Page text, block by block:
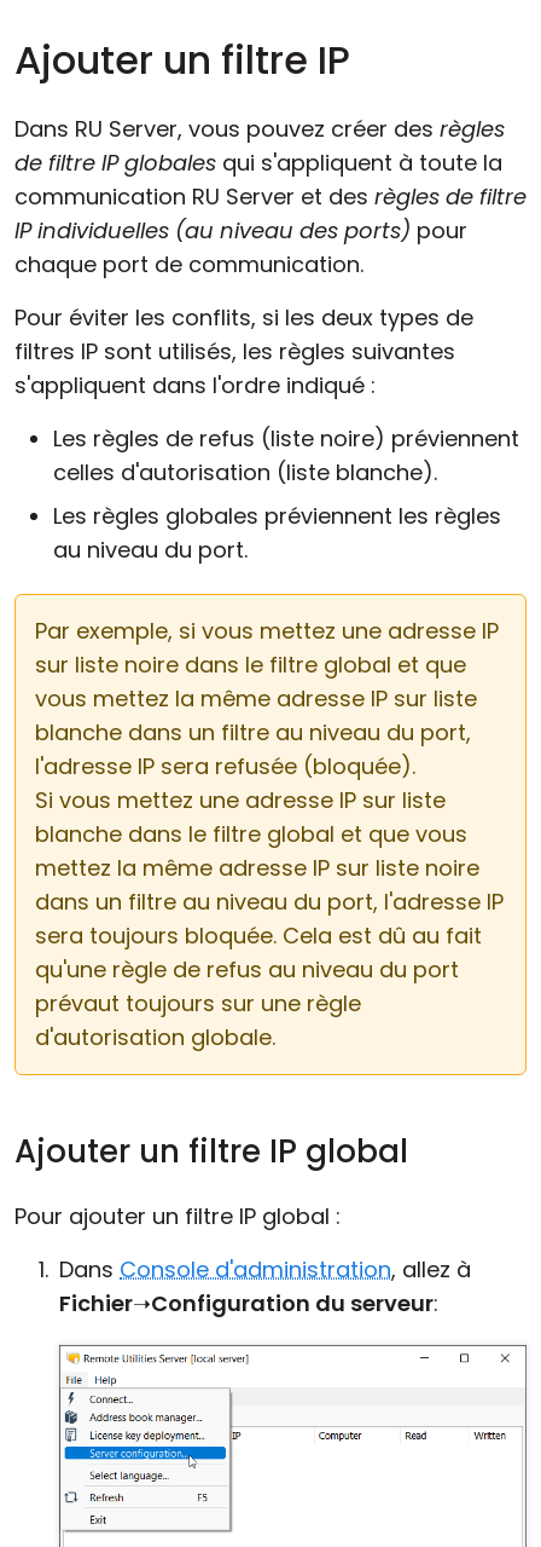
Ajouter un filtre IP
Dans RU Server, vous pouvez créer des règles
de filtre IP globales qui s'appliquent à toute la
communication RU Server et des règles de filtre
IP individuelles (au niveau des ports) pour
chaque port de communication.
Pour éviter les conflits, si les deux types de
filtres IP sont utilisés, les règles suivantes
s'appliquent dans l'ordre indiqué :
Les règles de refus (liste noire) préviennent
celles d'autorisation (liste blanche).
Les règles globales préviennent les règles
au niveau du port.
Par exemple, si vous mettez une adresse IP
sur liste noire dans le filtre global et que
vous mettez la même adresse IP sur liste
blanche dans un filtre au niveau du port,
l'adresse IP sera refusée (bloquée).
Si vous mettez une adresse IP sur liste
blanche dans le filtre global et que vous
mettez la même adresse IP sur liste noire
dans un filtre au niveau du port, l'adresse IP
sera toujours bloquée. Cela est dû au fait
qu'une règle de refus au niveau du port
prévaut toujours sur une règle
d'autorisation globale.
Ajouter un filtre IP global
Pour ajouter un filtre IP global :
Dans Console d'administration, allez à
Fichier➝Configuration du serveur: